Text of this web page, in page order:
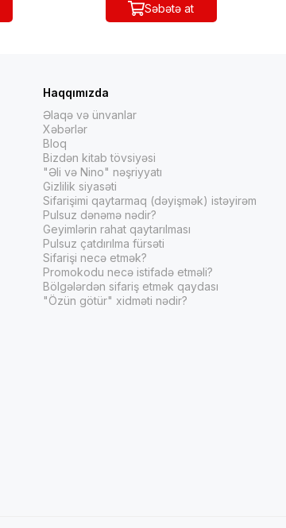
Səbətə at
Haqqımızda
Əlaqə və ünvanlar
Xəbərlər
Bloq
Bizdən kitab tövsiyəsi
"Əli və Nino" nəşriyyatı
Gizlilik siyasəti
Sifarişimi qaytarmaq (dəyişmək) istəyirəm
Pulsuz dənəmə nədir?
Geyimlərin rahat qaytarılması
Pulsuz çatdırılma fürsəti
Sifarişi necə etmək?
Promokodu necə istifadə etməli?
Bölgələrdən sifariş etmək qaydası
"Özün götür" xidməti nədir?